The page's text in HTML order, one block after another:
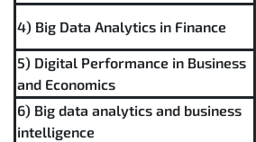
4) Big Data Analytics in Finance
5) Digital Performance in Business
and Economics
6) Big data analytics and business
intelligence